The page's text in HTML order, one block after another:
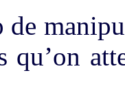
qu’on